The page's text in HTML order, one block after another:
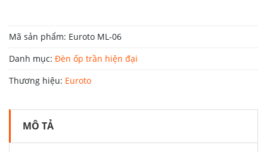
Mã sản phẩm: Euroto ML-06
Danh mục: Đèn ốp trần hiện đại
Thương hiệu: Euroto
MÔ TẢ